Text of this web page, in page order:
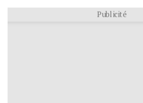
Publicité